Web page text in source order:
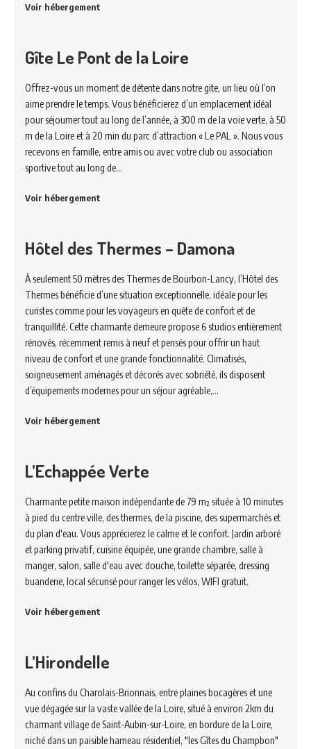
Voir hébergement
Gîte Le Pont de la Loire
Offrez-vous un moment de détente dans notre gite, un lieu où l’on
aime prendre le temps. Vous bénéficierez d’un emplacement idéal
pour séjourner tout au long de l’année, à 300 m de la voie verte, à 50
m de la Loire et à 20 min du parc d’attraction « Le PAL ». Nous vous
recevons en famille, entre amis ou avec votre club ou association
sportive tout au long de…
Voir hébergement
Hôtel des Thermes – Damona
À seulement 50 mètres des Thermes de Bourbon-Lancy, l’Hôtel des
Thermes bénéficie d’une situation exceptionnelle, idéale pour les
curistes comme pour les voyageurs en quête de confort et de
tranquillité. Cette charmante demeure propose 6 studios entièrement
rénovés, récemment remis à neuf et pensés pour offrir un haut
niveau de confort et une grande fonctionnalité. Climatisés,
soigneusement aménagés et décorés avec sobriété, ils disposent
d’équipements modernes pour un séjour agréable,…
Voir hébergement
L’Echappée Verte
Charmante petite maison indépendante de 79 m² située à 10 minutes
à pied du centre ville, des thermes, de la piscine, des supermarchés et
du plan d'eau. Vous apprécierez le calme et le confort. Jardin arboré
et parking privatif, cuisine équipée, une grande chambre, salle à
manger, salon, salle d'eau avec douche, toilette séparée, dressing
buanderie, local sécurisé pour ranger les vélos, WIFI gratuit.
Voir hébergement
L’Hirondelle
Au confins du Charolais-Brionnais, entre plaines bocagères et une
vue dégagée sur la vaste vallée de la Loire, situé à environ 2km du
charmant village de Saint-Aubin-sur-Loire, en bordure de la Loire,
niché dans un paisible hameau résidentiel, "les Gîtes du Champbon"